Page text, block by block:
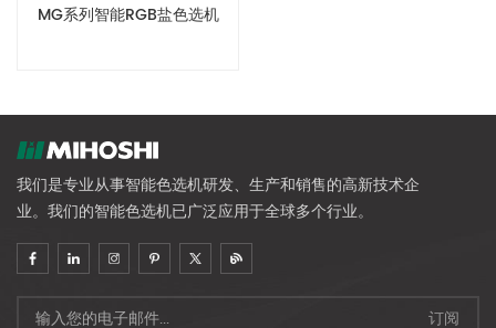
MG系列智能RGB盐色选机
我们是专业从事智能色选机研发、生产和销售的高新技术企
业。我们的智能色选机已广泛应用于全球多个行业。